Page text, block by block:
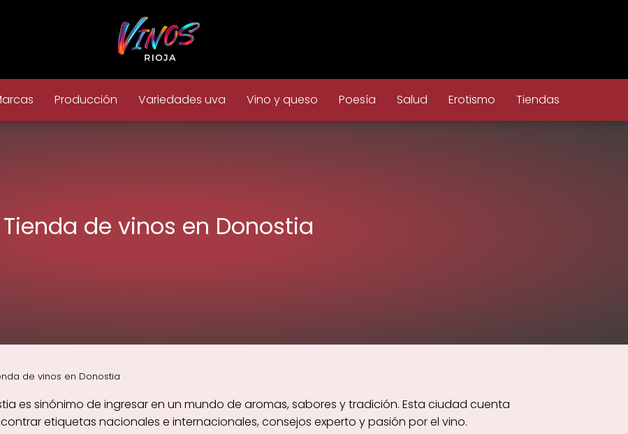
Producción Variedades uva Vino y queso Poesía Salud Erotismo Tiendas
Tienda de vinos en Donostia
de vinos en Donostia
es sinónimo de ingresar en un mundo de aromas, sabores y tradición. Esta ciudad cuenta
etiquetas nacionales e internacionales, consejos experto y pasión por el vino.